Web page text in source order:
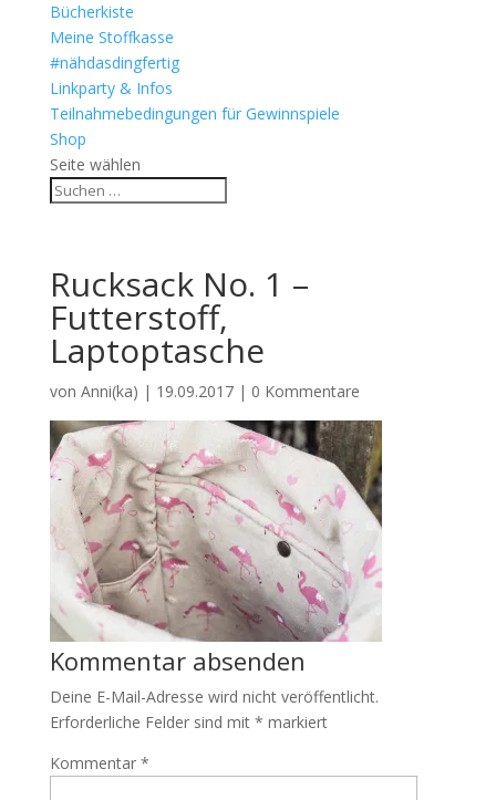
Bücherkiste
Meine Stoffkasse
#nähdasdingfertig
Linkparty & Infos
Teilnahmebedingungen für Gewinnspiele
Shop
Seite wählen
Rucksack No. 1 –
Futterstoff,
Laptoptasche
von Anni(ka) | 19.09.2017| 0 Kommentare
Kommentar absenden
Deine E-Mail-Adresse wird nicht veröffentlicht.
Erforderliche Felder sind mit * markiert
Kommentar *